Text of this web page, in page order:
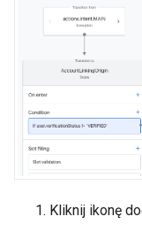
Kliknij ikonę